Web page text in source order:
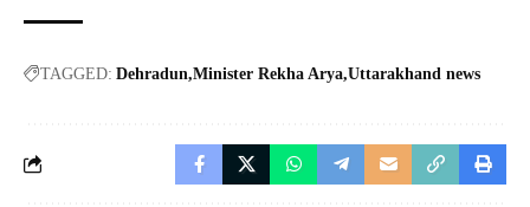
TAGGED: Dehradun Minister Rekha Arya Uttarakhand news